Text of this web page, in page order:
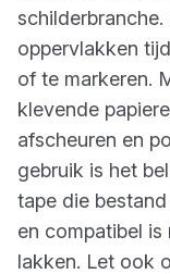
oppervlakken
of te markeren.
klevende
afscheuren en
gebruik is het
tape die
en compatibel
lakken. Let ook